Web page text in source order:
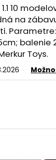
10
na
balenie
Toys.